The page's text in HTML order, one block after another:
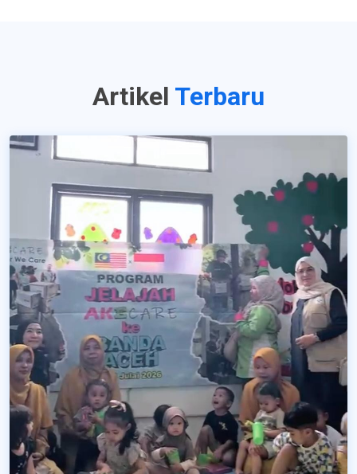
Artikel Terbaru